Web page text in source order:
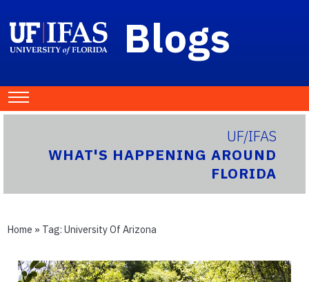
Blogs
UF/IFAS
WHAT'S HAPPENING AROUND
FLORIDA
Home » Tag: University Of Arizona